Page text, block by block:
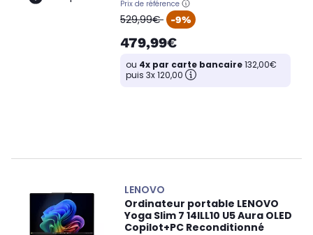
Prix de référence
oldPrice
529,99€ -9%
479,99€
ou 4x par carte bancaire132,00€
puis 3x 120,00
LENOVO
Ordinateur portable LENOVO
Yoga Slim 7 14ILL10 U5 Aura OLED
Copilot+PC Reconditionné